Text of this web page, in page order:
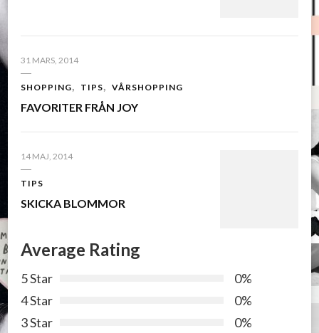
31 MARS, 2014
SHOPPING TIPS VÅRSHOPPING
FAVORITER FRÅN JOY
14 MAJ, 2014
TIPS
SKICKA BLOMMOR
Average Rating
5 Star
0%
4 Star
0%
3 Star
0%